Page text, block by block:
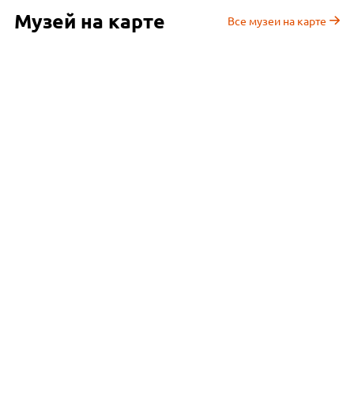
Музей на карте Все музеи на карте